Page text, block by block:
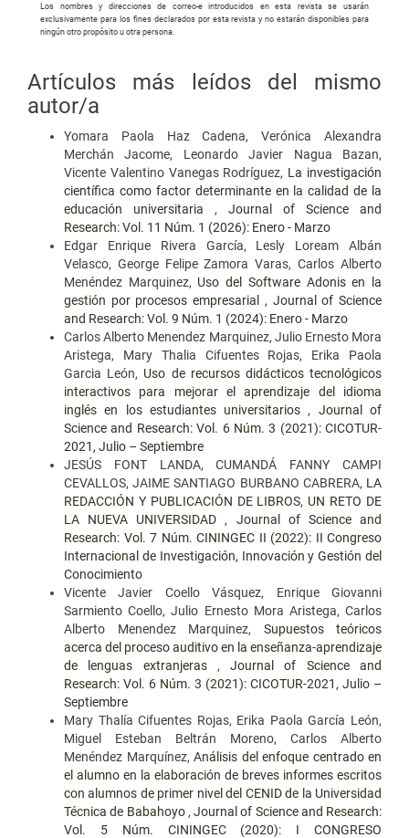
Los nombres y direcciones de correo-e introducidos en esta revista se usarán
exclusivamente para los fines declarados por esta revista y no estarán disponibles para
ningún otro propósito u otra persona.
Artículos más leídos del mismo
autor/a
Yomara Paola Haz Cadena, Verónica Alexandra
Merchán Jacome, Leonardo Javier Nagua Bazan,
Vicente Valentino Vanegas Rodríguez, La investigación
científica como factor determinante en la calidad de la
educación universitaria , Journal of Science and
Research: Vol. 11 Núm. 1 (2026): Enero - Marzo
Edgar Enrique Rivera García, Lesly Loream Albán
Velasco, George Felipe Zamora Varas, Carlos Alberto
Menéndez Marquinez, Uso del Software Adonis en la
gestión por procesos empresarial , Journal of Science
and Research: Vol. 9 Núm. 1 (2024): Enero - Marzo
Carlos Alberto Menendez Marquinez, Julio Ernesto Mora
Aristega, Mary Thalia Cifuentes Rojas, Erika Paola
Garcia León, Uso de recursos didácticos tecnológicos
interactivos para mejorar el aprendizaje del idioma
inglés en los estudiantes universitarios , Journal of
Science and Research: Vol. 6 Núm. 3 (2021): CICOTUR-
2021, Julio – Septiembre
JESÚS FONT LANDA, CUMANDÁ FANNY CAMPI
CEVALLOS, JAIME SANTIAGO BURBANO CABRERA, LA
REDACCIÓN Y PUBLICACIÓN DE LIBROS, UN RETO DE
LA NUEVA UNIVERSIDAD , Journal of Science and
Research: Vol. 7 Núm. CININGEC II (2022): II Congreso
Internacional de Investigación, Innovación y Gestión del
Conocimiento
Vicente Javier Coello Vásquez, Enrique Giovanni
Sarmiento Coello, Julio Ernesto Mora Aristega, Carlos
Alberto Menendez Marquinez, Supuestos teóricos
acerca del proceso auditivo en la enseñanza-aprendizaje
de lenguas extranjeras ,Journal of Science and
Research: Vol. 6 Núm. 3 (2021): CICOTUR-2021, Julio –
Septiembre
Mary Thalía Cifuentes Rojas, Erika Paola García León,
Miguel Esteban Beltrán Moreno, Carlos Alberto
Menéndez Marquínez, Análisis del enfoque centrado en
el alumno en la elaboración de breves informes escritos
con alumnos de primer nivel del CENID de la Universidad
Técnica de Babahoyo , Journal of Science and Research:
Vol. 5 Núm. CININGEC (2020): I CONGRESO